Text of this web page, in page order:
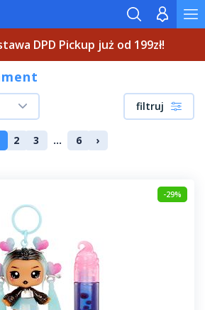
DPD Pickup już od 199zł!
filtruj
2 3 ... 6 ›
-29%